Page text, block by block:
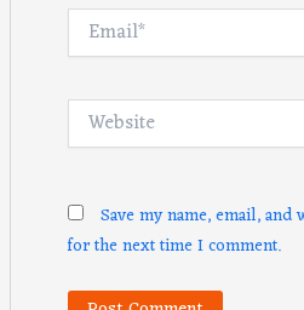
Email*
Website
Save my name, email,
for the next time I comment.